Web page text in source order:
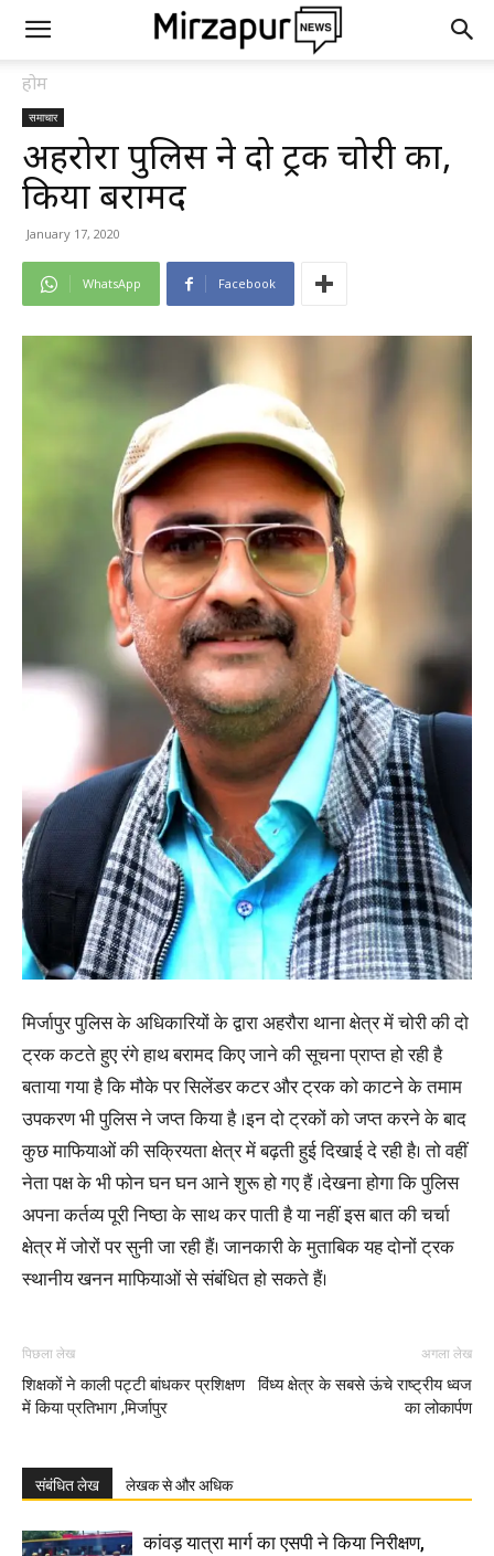
होम
समाचार
अहरोरा पुलिस ने दो ट्रक चोरी का,
किया बरामद
January 17, 2020
WhatsApp Facebook
मिर्जापुर पुलिस के अधिकारियों के द्वारा अहरौरा थाना क्षेत्र में चोरी की दो
ट्रक कटते हुए रंगे हाथ बरामद किए जाने की सूचना प्राप्त हो रही है
बताया गया है कि मौके पर सिलेंडर कटर और ट्रक को काटने के तमाम
उपकरण भी पुलिस ने जप्त किया है ।इन दो ट्रकों को जप्त करने के बाद
कुछ माफियाओं की सक्रियता क्षेत्र में बढ़ती हुई दिखाई दे रही है। तो वहीं
नेता पक्ष के भी फोन घन घन आने शुरू हो गए हैं ।देखना होगा कि पुलिस
अपना कर्तव्य पूरी निष्ठा के साथ कर पाती है या नहीं इस बात की चर्चा
क्षेत्र में जोरों पर सुनी जा रही हैं। जानकारी के मुताबिक यह दोनों ट्रक
स्थानीय खनन माफियाओं से संबंधित हो सकते हैं।
पिछला लेख
शिक्षकों ने काली पट्टी बांधकर प्रशिक्षण
में किया प्रतिभाग ,मिर्जापुर
अगला लेख
विंध्य क्षेत्र के सबसे ऊंचे राष्ट्रीय ध्वज
का लोकार्पण
संबंधित लेख लेखक से और अधिक
कांवड़ यात्रा मार्ग का एसपी ने किया निरीक्षण,